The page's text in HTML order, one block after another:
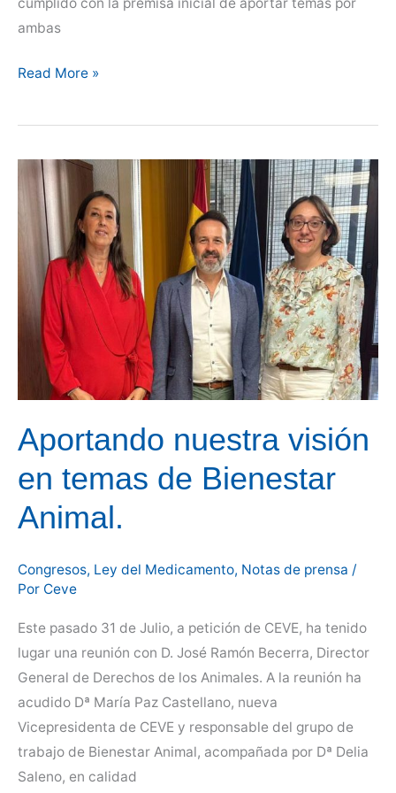
ambas
Primer
FESVET
CEVE.
busca
sinergias.
Read More »
Aportando nuestra visión
en temas de Bienestar
Animal.
Congresos, Ley del Medicamento, Notas de prensa /
Por Ceve
Este pasado 31 de Julio, a petición de CEVE, ha tenido
lugar una reunión con D. José Ramón Becerra, Director
General de Derechos de los Animales. A la reunión ha
acudido Dª María Paz Castellano, nueva
Vicepresidenta de CEVE y responsable del grupo de
trabajo de Bienestar Animal, acompañada por Dª Delia
Saleno, en calidad